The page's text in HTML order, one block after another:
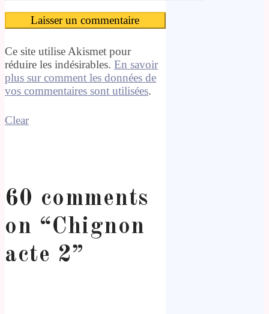
Ce site utilise Akismet pour
réduire les indésirables. En savoir
plus sur comment les données de
vos commentaires sont utilisées.
Clear
60 comments
on “Chignon
acte 2”